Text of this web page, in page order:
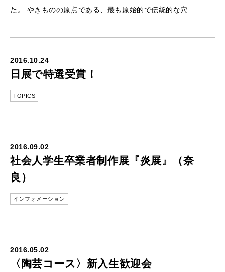
た。 やきものの原点である、最も原始的で伝統的な穴 …
2016.10.24
日展で特選受賞！
TOPICS
2016.09.02
社会人学生卒業者制作展『炎展』（奈
良）
インフォメーション
2016.05.02
〈陶芸コース〉新入生歓迎会